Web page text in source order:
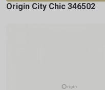
Origin City Chic 346502